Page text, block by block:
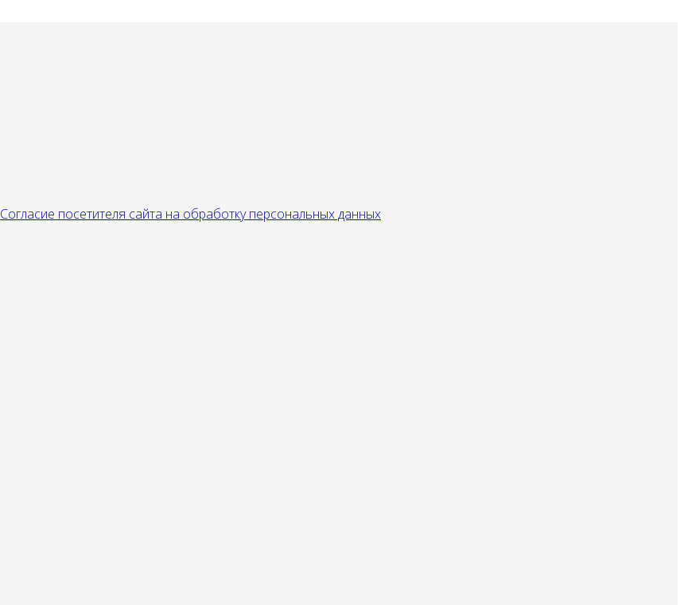
Согласие посетителя сайта на обработку персональных данных